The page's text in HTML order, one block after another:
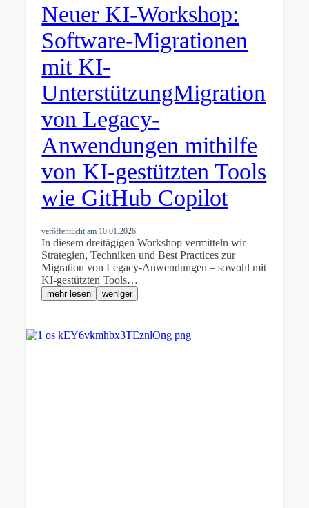
Neuer KI-Workshop:
Software-Migrationen
mit KI-
UnterstützungMigration
von Legacy-
Anwendungen mithilfe
von KI-gestützten Tools
wie GitHub Copilot
veröffentlicht am 10.01.2026
In diesem dreitägigen Workshop vermitteln wir
Strategien, Techniken und Best Practices zur
Migration von Legacy-Anwendungen – sowohl mit
KI-gestützten Tools…
mehr lesen weniger